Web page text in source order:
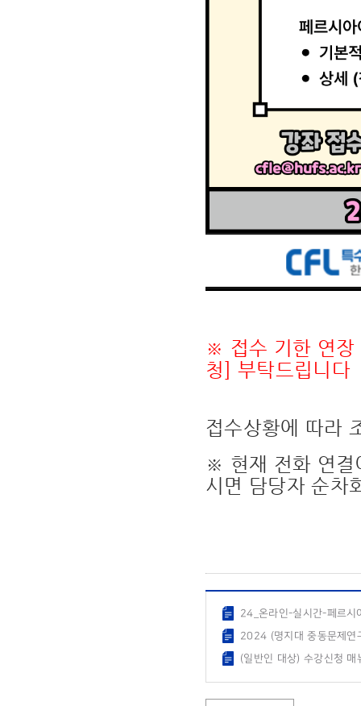
※ 접수 기한 연
청]
부탁드립니다
접수상황에 따라
※ 현재 전화 연
시면 담당자 순차
24_온라인-실시간-페르
2024 (명지대 중동문제연
(일반인 대상) 수강신청